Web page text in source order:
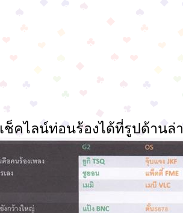
เช็คไลน์ท่อนร้องได้ที่รูปด้านล่